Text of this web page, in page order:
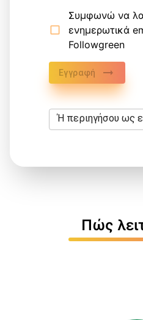
Συμφωνώ να
ενημερωτικά
Followgreen
Εγγραφή
Ή περιηγήσου ως
Πώς